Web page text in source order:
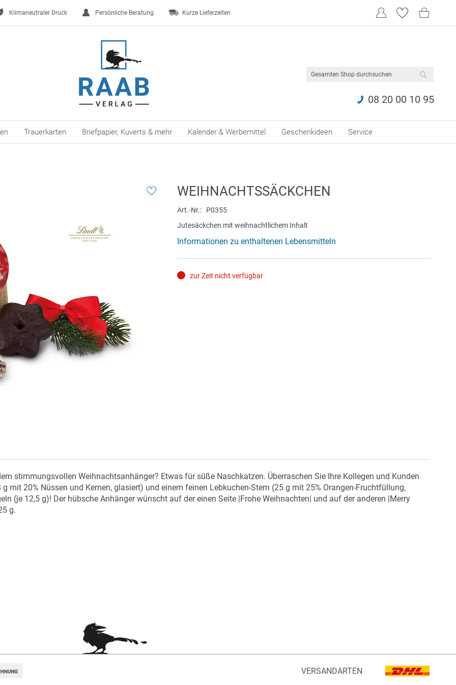
Klimaneutraler Druck Persönliche Beratung Kurze Lieferzeiten
08 20 00 10 95
Trauerkarten Briefpapier, Kuverts & mehr Kalender & Werbemittel Geschenkideen Service
WEIHNACHTSSÄCKCHEN
Art.-Nr.
P0355
Jutesäckchen mit weihnachtlichem Inhalt
Informationen zu enthaltenen Lebensmitteln
zur Zeit nicht verfügbar
stimmungsvollen Weihnachtsanhänger? Etwas für süße Naschkatzen. Überraschen Sie Ihre Kollegen und Kunden
mit 20% Nüssen und Kernen, glasiert) und einem feinen Lebkuchen-Stern (25 g mit 25% Orangen-Fruchtfüllung,
(je 12,5 g)! Der hübsche Anhänger wünscht auf der einen Seite |Frohe Weihnachten| und auf der anderen |Merry
g.
VERSANDARTEN